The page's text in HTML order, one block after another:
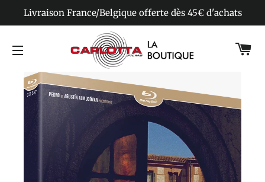
Livraison France/Belgique offerte dès 45€ d'achats